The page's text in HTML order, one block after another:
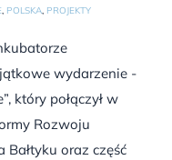
, POLSKA, PROJEKTY
wydarzenie -
który połączył w
Rozwoju
oraz część